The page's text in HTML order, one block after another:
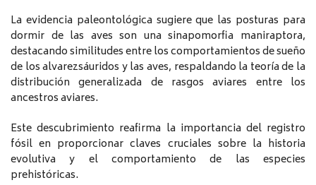
La evidencia paleontológica sugiere que las posturas para
dormir de las aves son una sinapomorfia maniraptora,
destacando similitudes entre los comportamientos de sueño
de los alvarezsáuridos y las aves, respaldando la teoría de la
distribución generalizada de rasgos aviares entre los
ancestros aviares.
Este descubrimiento reafirma la importancia del registro
fósil en proporcionar claves cruciales sobre la historia
evolutiva y el comportamiento de las especies
prehistóricas.